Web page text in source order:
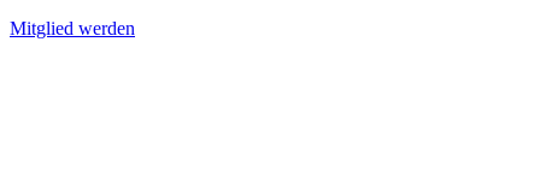
Mitglied werden